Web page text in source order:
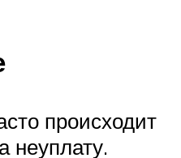
происходит
неуплату.